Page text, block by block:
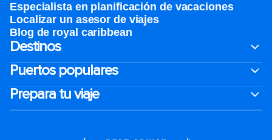
Especialista en planificación de vacaciones
Localizar un asesor de viajes
Blog de royal caribbean
Destinos
Puertos populares
Prepara tu viaje